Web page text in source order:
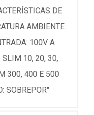
DE
AMBIENTE:
100V A
SLIM 10, 20, 30,
300, 400 E 500
SOBREPOR"